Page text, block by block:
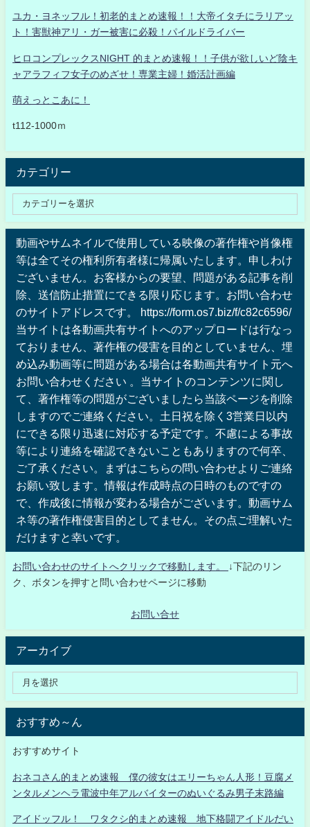
ユカ・ヨネッフル！初老的まとめ速報！！大帝イタチにラリアッ
ト！害獣神アリ・ガー被害に必殺！パイルドライバー
ヒロコンプレックスNIGHT 的まとめ速報！！子供が欲しいど陰キ
ャアラフィフ女子のめざせ！専業主婦！婚活計画編
萌えっとこあに！
t112-1000ｍ
カテゴリー
動画やサムネイルで使用している映像の著作権や肖像権
等は全てその権利所有者様に帰属いたします。申しわけ
ございません。お客様からの要望、問題がある記事を削
除、送信防止措置にできる限り応じます。お問い合わせ
のサイトアドレスです。 https://form.os7.biz/f/c82c6596/
当サイトは各動画共有サイトへのアップロードは行なっ
ておりません、著作権の侵害を目的としていません、埋
め込み動画等に問題がある場合は各動画共有サイト元へ
お問い合わせください 。当サイトのコンテンツに関し
て、著作権等の問題がございましたら当該ページを削除
しますのでご連絡ください。土日祝を除く3営業日以内
にできる限り迅速に対応する予定です。不慮による事故
等により連絡を確認できないこともありますので何卒、
ご了承ください。まずはこちらの問い合わせよりご連絡
お願い致します。情報は作成時点の日時のものですの
で、作成後に情報が変わる場合がございます。動画サム
ネ等の著作権侵害目的としてません。その点ご理解いた
だけますと幸いです。
お問い合わせのサイトへクリックで移動します。
↓下記のリン
ク、ボタンを押すと問い合わせページに移動
お問い合せ
アーカイブ
おすすめ～ん
おすすめサイト
おネコさん的まとめ速報 僕の彼女はエリーちゃん人形！豆腐メ
ンタルメンヘラ電波中年アルバイターのぬいぐるみ男子末路編
アイドッフル！ ワタクシ的まとめ速報 地下格闘アイドルだい